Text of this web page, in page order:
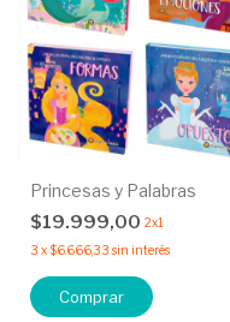
Princesas y Palabras
$19.999,00 2x1
3 x$6.666,33 sin interés
Comprar